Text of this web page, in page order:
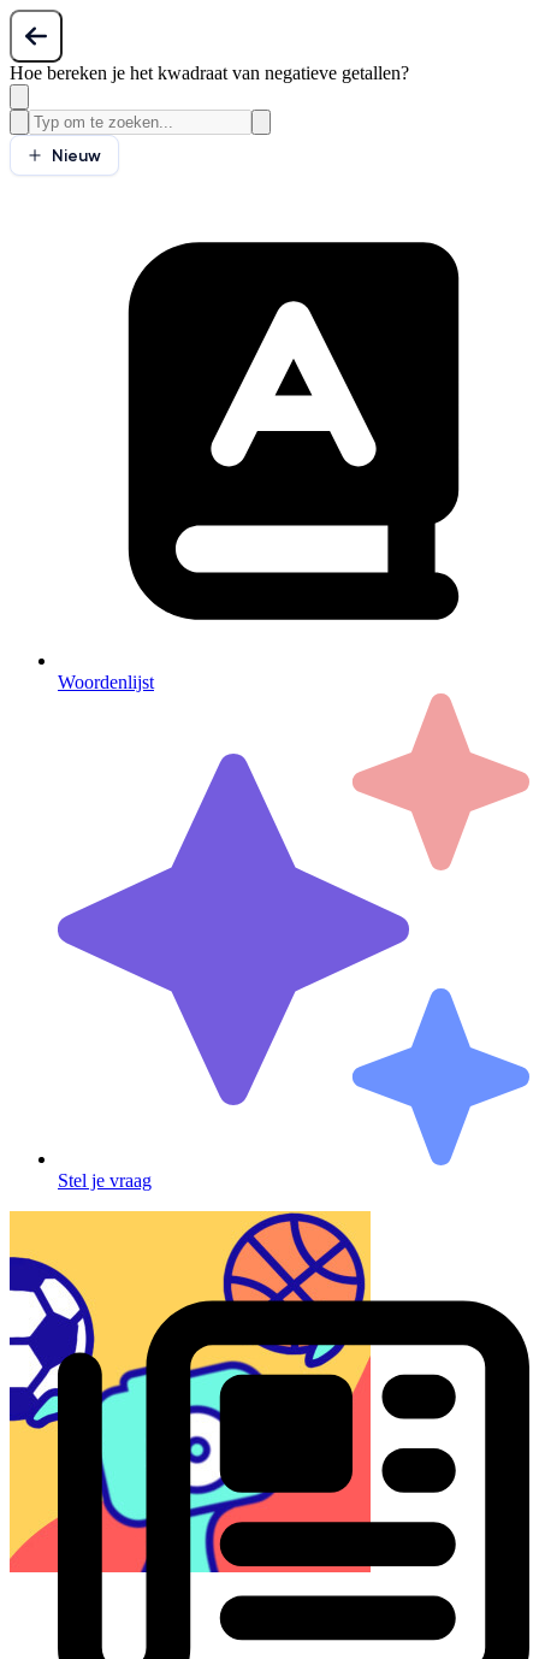
Hoe bereken je het kwadraat van negatieve getallen?
Nieuw
Woordenlijst
Stel je vraag